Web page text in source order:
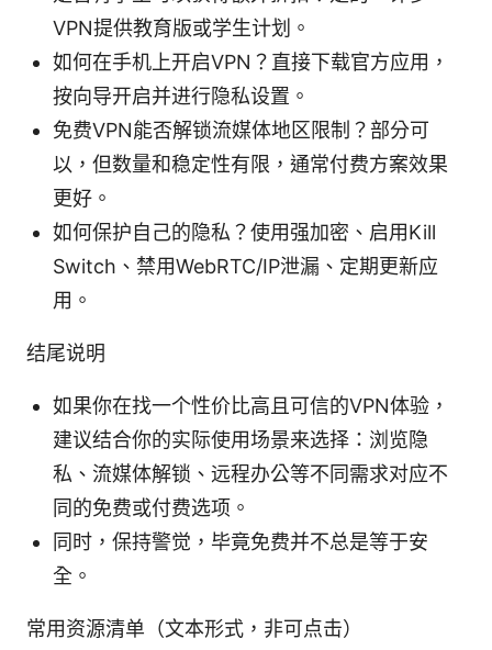
VPN提供教育版或学生计划。
如何在手机上开启VPN？直接下载官方应用，
按向导开启并进行隐私设置。
免费VPN能否解锁流媒体地区限制？部分可
以，但数量和稳定性有限，通常付费方案效果
更好。
如何保护自己的隐私？使用强加密、启用Kill
Switch、禁用WebRTC/IP泄漏、定期更新应
用。
结尾说明
如果你在找一个性价比高且可信的VPN体验，
建议结合你的实际使用场景来选择：浏览隐
私、流媒体解锁、远程办公等不同需求对应不
同的免费或付费选项。
同时，保持警觉，毕竟免费并不总是等于安
全。
常用资源清单（文本形式，非可点击）